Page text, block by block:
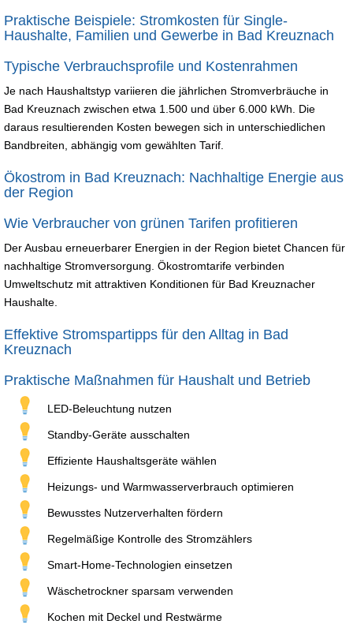
Praktische Beispiele: Stromkosten für Single-
Haushalte, Familien und Gewerbe in Bad Kreuznach
Typische Verbrauchsprofile und Kostenrahmen
Je nach Haushaltstyp variieren die jährlichen Stromverbräuche in
Bad Kreuznach zwischen etwa 1.500 und über 6.000 kWh. Die
daraus resultierenden Kosten bewegen sich in unterschiedlichen
Bandbreiten, abhängig vom gewählten Tarif.
Ökostrom in Bad Kreuznach: Nachhaltige Energie aus
der Region
Wie Verbraucher von grünen Tarifen profitieren
Der Ausbau erneuerbarer Energien in der Region bietet Chancen für
nachhaltige Stromversorgung. Ökostromtarife verbinden
Umweltschutz mit attraktiven Konditionen für Bad Kreuznacher
Haushalte.
Effektive Stromspartipps für den Alltag in Bad
Kreuznach
Praktische Maßnahmen für Haushalt und Betrieb
LED-Beleuchtung nutzen
Standby-Geräte ausschalten
Effiziente Haushaltsgeräte wählen
Heizungs- und Warmwasserverbrauch optimieren
Bewusstes Nutzerverhalten fördern
Regelmäßige Kontrolle des Stromzählers
Smart-Home-Technologien einsetzen
Wäschetrockner sparsam verwenden
Kochen mit Deckel und Restwärme